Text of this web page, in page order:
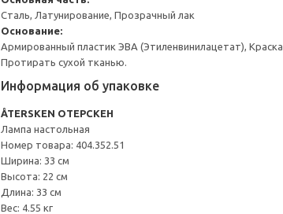
Сталь, Латунирование, Прозрачный лак
Основание:
Армированный пластик ЭВА (Этиленвинилацетат), Краска
Протирать сухой тканью.
Информация об упаковке
ÅTERSKEN ОТЕРСКЕН
Лампа настольная
Номер товара: 404.352.51
Ширина: 33 см
Высота: 22 см
Длина: 33 см
Вес: 4.55 кг